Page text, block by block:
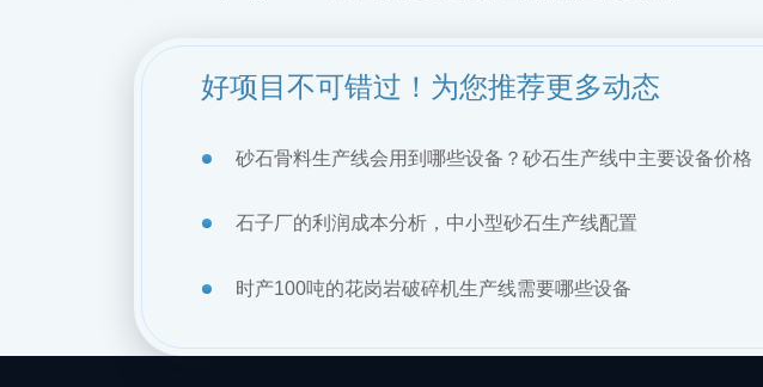
好项目不可错过！为您推荐更多动态
砂石骨料生产线会用到哪些设备？砂石生产线中主要设备价格
石子厂的利润成本分析，中小型砂石生产线配置
时产100吨的花岗岩破碎机生产线需要哪些设备